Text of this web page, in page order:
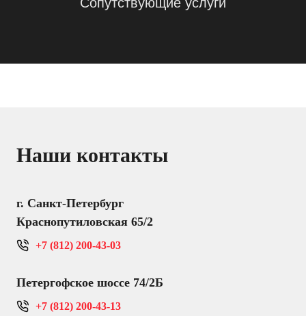
Наши контакты
г. Санкт-Петербург
Краснопутиловская 65/2
+7 (812) 200-43-03
Петергофское шоссе 74/2Б
+7 (812) 200-43-13